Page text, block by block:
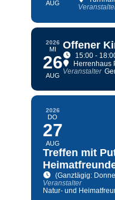
AUG
2026
MI
26
AUG
Offener
15:00 -
Herrenhaus
Veranstalter
2026
DO
27
AUG
Treffen mit
(Ganztägig:
Veranstalter
Natur- und